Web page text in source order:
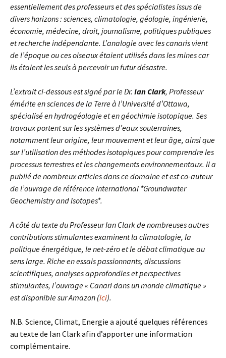
essentiellement des professeurs et des spécialistes issus de
divers horizons : sciences, climatologie, géologie, ingénierie,
économie, médecine, droit, journalisme, politiques publiques
et recherche indépendante. L’analogie avec les canaris vient
de l’époque ou ces oiseaux étaient utilisés dans les mines car
ils étaient les seuls à percevoir un futur désastre.
L’extrait ci-dessous est signé par le Dr. Ian Clark, Professeur
émérite en sciences de la Terre à l’Université d’Ottawa,
spécialisé en hydrogéologie et en géochimie isotopique. Ses
travaux portent sur les systèmes d’eaux souterraines,
notamment leur origine, leur mouvement et leur âge, ainsi que
sur l’utilisation des méthodes isotopiques pour comprendre les
processus terrestres et les changements environnementaux. Il a
publié de nombreux articles dans ce domaine et est co-auteur
de l’ouvrage de référence international *Groundwater
Geochemistry and Isotopes*.
A côté du texte du Professeur Ian Clark de nombreuses autres
contributions stimulantes examinent la climatologie, la
politique énergétique, le net-zéro et le débat climatique au
sens large. Riche en essais passionnants, discussions
scientifiques, analyses approfondies et perspectives
stimulantes, l’ouvrage « Canari dans un monde climatique »
est disponible sur Amazon (ici).
N.B. Science, Climat, Energie a ajouté quelques références
au texte de Ian Clark afin d’apporter une information
complémentaire.